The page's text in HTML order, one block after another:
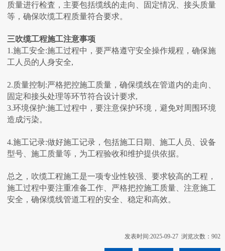
质量进行检査，主要包括缆线的走向、固定情况、接头质量
等，确保吹缆工程质量符合要求。
三吹缆工程施工注意事项
1.施工安全:施工过程中，要严格遵守安全操作规程，确保施
工人员的人身安全,
2.质量控制:严格把控施工质量，确保缆线在管道内的走向、
固定和接头处理等环节符合设计要求,
3.环境保护:施工过程中，要注意保护环境，避免对周围环境
造成污染。
4.施工记录:做好施工记录，包括施工日期、施工人员、设备
型号、施工质量等，为工程验收和维护提供依据。
总之，吹缆工程施工是一项专业性较强、要求较高的工程，
施工过程中要注重准备工作、严格把控施工质量、注意施工
安全，确保缆线管道工程的安全、稳定和高效。
发表时间:2025-09-27 浏览次数：902